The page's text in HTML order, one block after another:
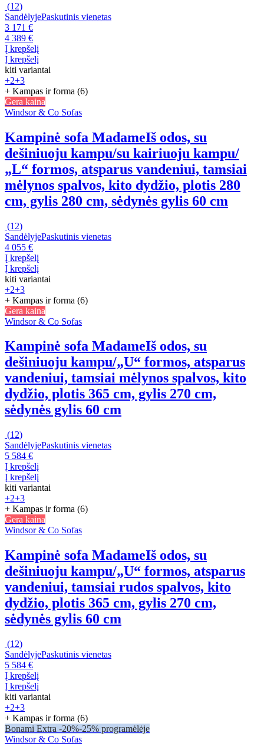
(12)
SandėlyjePaskutinis vienetas
3 171 €
4 389 €
Į krepšelį
Į krepšelį
kiti variantai
+2+3
+ Kampas ir forma (6)
Gera kaina
Windsor & Co Sofas
Kampinė sofa MadameIš odos, su
dešiniuoju kampu/su kairiuoju kampu/
„L“ formos, atsparus vandeniui, tamsiai
mėlynos spalvos, kito dydžio, plotis 280
cm, gylis 280 cm, sėdynės gylis 60 cm
(12)
SandėlyjePaskutinis vienetas
4 055 €
Į krepšelį
Į krepšelį
kiti variantai
+2+3
+ Kampas ir forma (6)
Gera kaina
Windsor & Co Sofas
Kampinė sofa MadameIš odos, su
dešiniuoju kampu/„U“ formos, atsparus
vandeniui, tamsiai mėlynos spalvos, kito
dydžio, plotis 365 cm, gylis 270 cm,
sėdynės gylis 60 cm
(12)
SandėlyjePaskutinis vienetas
5 584 €
Į krepšelį
Į krepšelį
kiti variantai
+2+3
+ Kampas ir forma (6)
Gera kaina
Windsor & Co Sofas
Kampinė sofa MadameIš odos, su
dešiniuoju kampu/„U“ formos, atsparus
vandeniui, tamsiai rudos spalvos, kito
dydžio, plotis 365 cm, gylis 270 cm,
sėdynės gylis 60 cm
(12)
SandėlyjePaskutinis vienetas
5 584 €
Į krepšelį
Į krepšelį
kiti variantai
+2+3
+ Kampas ir forma (6)
Bonami Extra -20%-25% programėlėje
Windsor & Co Sofas